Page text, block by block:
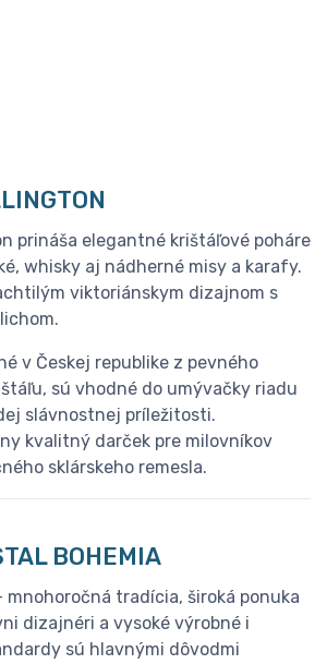
prináša elegantné krištáľové poháre
whisky aj nádherné misy a karafy.
viktoriánskym dizajnom s
v Českej republike z pevného
sú vhodné do umývačky riadu
slávnostnej príležitosti.
kvalitný darček pre milovníkov
sklárskeho remesla.
BOHEMIA
mnohoročná tradícia, široká ponuka
dizajnéri a vysoké výrobné i
sú hlavnými dôvodmi